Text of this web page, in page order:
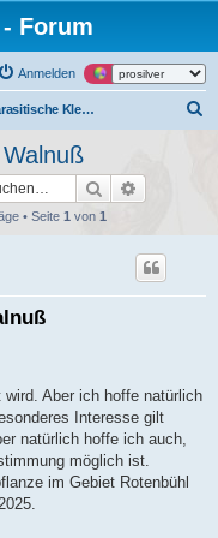
Forum
Anmelden
Phytoparasitische Kleinpilze und tierische Gallen an Pflanzen
Suche
• Seite 1 von 1
Aber ich hoffe natürlich
Interesse gilt
natürlich hoffe ich auch,
möglich ist.
im Gebiet Rotenbühl